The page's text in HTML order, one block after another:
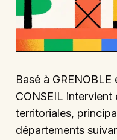
Basé à
CONSEIL
territoriales,
départements